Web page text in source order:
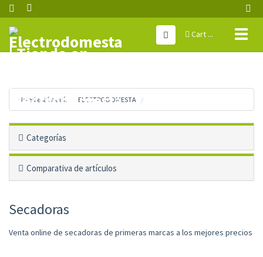
Cart ...
Usted está aquí: ELECTRODOMESTA
Categorías
Comparativa de artículos
Secadoras
Venta online de secadoras de primeras marcas a los mejores precios